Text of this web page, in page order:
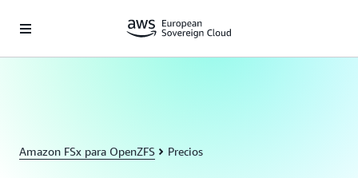
Amazon FSx para OpenZFS Precios